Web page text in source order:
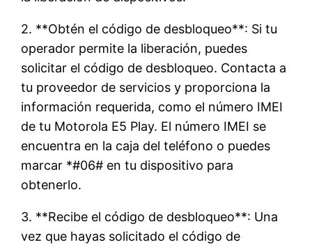
2. **Obtén el código de desbloqueo**: Si tu
operador permite la liberación, puedes
solicitar el código de desbloqueo. Contacta a
tu proveedor de servicios y proporciona la
información requerida, como el número IMEI
de tu Motorola E5 Play. El número IMEI se
encuentra en la caja del teléfono o puedes
marcar *#06# en tu dispositivo para
obtenerlo.
3. **Recibe el código de desbloqueo**: Una
vez que hayas solicitado el código de